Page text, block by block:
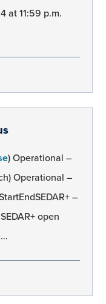
at 11:59 p.m.
) Operational –
Operational –
–
open